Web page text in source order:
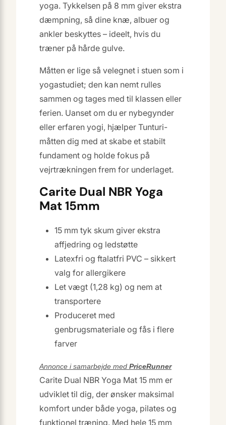
yoga. Tykkelsen på 8 mm giver ekstra
dæmpning, så dine knæ, albuer og
ankler beskyttes – ideelt, hvis du
træner på hårde gulve.
Måtten er lige så velegnet i stuen som i
yogastudiet; den kan nemt rulles
sammen og tages med til klassen eller
ferien. Uanset om du er nybegynder
eller erfaren yogi, hjælper Tunturi-
måtten dig med at skabe et stabilt
fundament og holde fokus på
vejrtrækningen frem for underlaget.
Carite Dual NBR Yoga
Mat 15mm
15 mm tyk skum giver ekstra
affjedring og ledstøtte
Latexfri og ftalatfri PVC – sikkert
valg for allergikere
Let vægt (1,28 kg) og nem at
transportere
Produceret med
genbrugsmateriale og fås i flere
farver
Annonce i samarbejde med PriceRunner
Carite Dual NBR Yoga Mat 15 mm er
udviklet til dig, der ønsker maksimal
komfort under både yoga, pilates og
funktionel træning. Med hele 15 mm